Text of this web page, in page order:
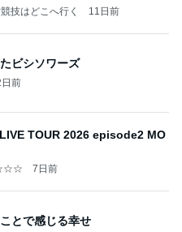
技はどこへ行く 11日前
ビシソワーズ
前
TOUR 2026 episode2 MO
7日前
とで感じる幸せ